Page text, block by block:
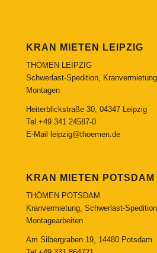
KRAN MIETEN LEIPZIG
THÖMEN LEIPZIG
Schwerlast-Spedition,
Montagen
Heiterblickstraße 30, 04347 Leipzig
Tel +49 341 24587-0
E-Mail leipzig@thoemen.de
KRAN MIETEN
THÖMEN POTSDAM
Kranvermietung, Schwerlast-
Montagearbeiten
Am Silbergraben 19, 14480 Potsdam